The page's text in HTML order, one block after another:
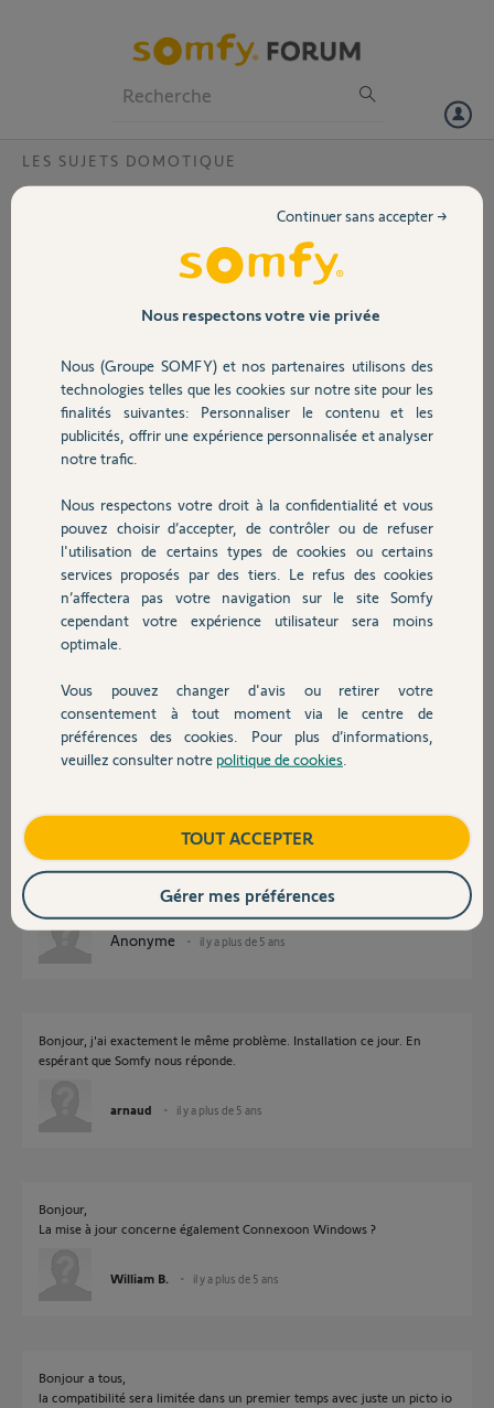
Volet
Sécurité
Domotique
Chauffage
Autres produits
Devis avec un pro
Contact
LES SUJETS DOMOTIQUE
YSLO IO volets battants ne fonctionne pas
Je viens d'installer 3 motorisations pour volets battants YSLO IO.
Après les avoir ajouté dans mon interface TAHOMA, je ne peux rien
Pourtant ces fonctions sont mises en avant sur la page produit de ces
motorisations. Ma box Tahoma indique qu'elle est à jour.
Merci d'avance pour vos suggestions.
Cordialement,
il y a plus de 5 ans
Participer au fil de discussion
Réponses
Bonjour,
Comme déja dit sur ce forum, les Synaptia et Yslo IO seront affectables à
Tahoma dans sa prochaine mise à jour.
Rassurez-vous, tout rentrera dans l'ordre rapidement.
Je suis moi-même dans la même attente.
Anonyme il y a plus de 5 ans
Bonjour, j'ai exactement le même problème. Installation ce jour. En
espérant que Somfy nous réponde.
arnaud il y a plus de 5 ans
Bonjour,
La mise à jour concerne également Connexoon Windows ?
William B. il y a plus de 5 ans
Bonjour a tous,
la compatibilité sera limitée dans un premier temps avec juste un picto io
Nous respectons votre vie privée
Nous (Groupe SOMFY) et nos partenaires utilisons des
technologies telles que les cookies sur notre site pour les
finalités suivantes: Personnaliser le contenu et les
publicités, offrir une expérience personnalisée et analyser
notre trafic.
Nous respectons votre droit à la confidentialité et vous
pouvez choisir d’accepter, de contrôler ou de refuser
l'utilisation de certains types de cookies ou certains
services proposés par des tiers. Le refus des cookies
n’affectera pas votre navigation sur le site Somfy
cependant votre expérience utilisateur sera moins
optimale.
Vous pouvez changer d'avis ou retirer votre
consentement à tout moment via le centre de
préférences des cookies. Pour plus d’informations,
veuillez consulter notre politique de cookies
Continuer sans accepter →
TOUT ACCEPTER
Gérer mes préférences